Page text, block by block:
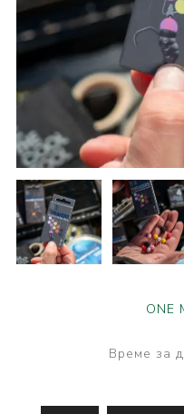
ONE
Време за